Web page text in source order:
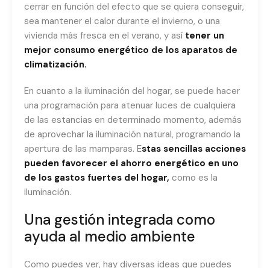
cerrar en función del efecto que se quiera conseguir,
sea mantener el calor durante el invierno, o una
vivienda más fresca en el verano, y así tener un
mejor consumo energético de los aparatos de
climatización.
En cuanto a la iluminación del hogar, se puede hacer
una programación para atenuar luces de cualquiera
de las estancias en determinado momento, además
de aprovechar la iluminación natural, programando la
apertura de las mamparas. Estas sencillas acciones
pueden favorecer el ahorro energético en uno
de los gastos fuertes del hogar, como es la
iluminación.
Una gestión integrada como
ayuda al medio ambiente
Como puedes ver, hay diversas ideas que puedes